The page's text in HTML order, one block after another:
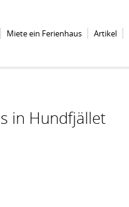
Miete ein Ferienhaus Artikel
in Hundfjället